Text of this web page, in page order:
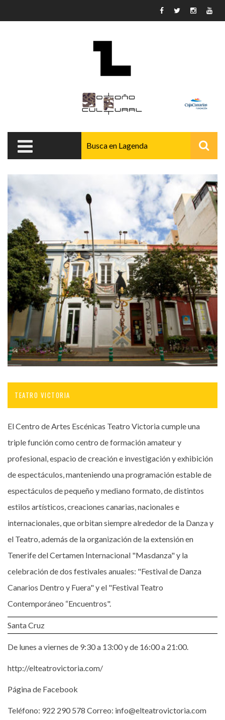
TEATRO VICTORIA
El Centro de Artes Escénicas Teatro Victoria cumple una
triple función como centro de formación amateur y
profesional, espacio de creación e investigación y exhibición
de espectáculos, manteniendo una programación estable de
espectáculos de pequeño y mediano formato, de distintos
estilos artísticos, creaciones canarias, nacionales e
internacionales, que orbitan siempre alrededor de la Danza y
el Teatro, además de la organización de la extensión en
Tenerife del Certamen Internacional "Masdanza" y la
celebración de dos festivales anuales: "Festival de Danza
Canarios Dentro y Fuera" y el "Festival Teatro
Contemporáneo “Encuentros".
Santa Cruz
De lunes a viernes de 9:30 a 13:00 y de 16:00 a 21:00.
http://elteatrovictoria.com/
Página de Facebook
Teléfono: 922 290 578 Correo: info@elteatrovictoria.com